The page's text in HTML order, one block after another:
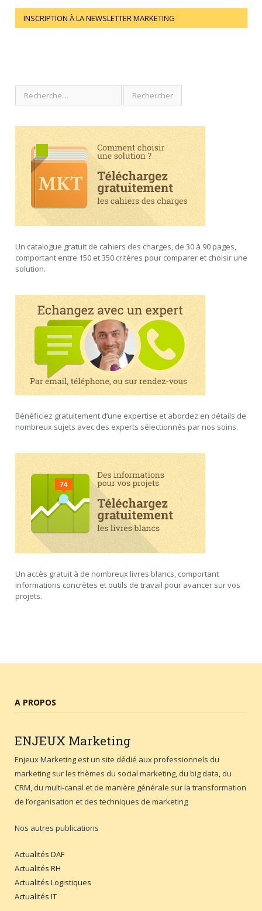
INSCRIPTION À LA NEWSLETTER MARKETING
Un catalogue gratuit de cahiers des charges, de 30 à 90 pages,
comportant entre 150 et 350 critères pour comparer et choisir une
solution.
Bénéficiez gratuitement d’une expertise et abordez en détails de
nombreux sujets avec des experts sélectionnés par nos soins.
Un accès gratuit à de nombreux livres blancs, comportant
informations concrètes et outils de travail pour avancer sur vos
projets.
A PROPOS
ENJEUX Marketing
Enjeux Marketing est un site dédié aux professionnels du
marketing sur les thèmes du social marketing, du big data, du
CRM, du multi-canal et de manière générale sur la transformation
de l’organisation et des techniques de marketing
Nos autres publications
Actualités DAF
Actualités RH
Actualités Logistiques
Actualités IT